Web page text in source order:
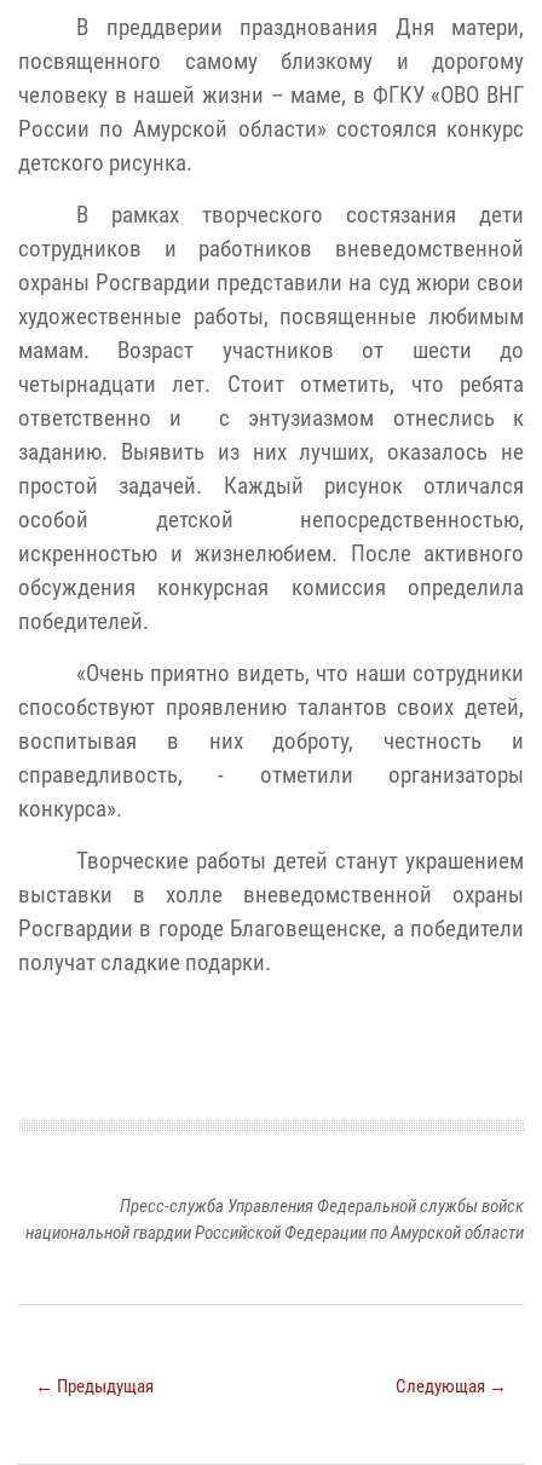
В преддверии празднования Дня матери,
посвященного самому близкому и дорогому
человеку в нашей жизни – маме, в ФГКУ «ОВО ВНГ
России по Амурской области» состоялся конкурс
детского рисунка.
В рамках творческого состязания дети
сотрудников и работников вневедомственной
охраны Росгвардии представили на суд жюри свои
художественные работы, посвященные любимым
мамам. Возраст участников от шести до
четырнадцати лет. Стоит отметить, что ребята
ответственно и с энтузиазмом отнеслись к
заданию. Выявить из них лучших, оказалось не
простой задачей. Каждый рисунок отличался
особой детской непосредственностью,
искренностью и жизнелюбием. После активного
обсуждения конкурсная комиссия определила
победителей.
«Очень приятно видеть, что наши сотрудники
способствуют проявлению талантов своих детей,
воспитывая в них доброту, честность и
справедливость, - отметили организаторы
конкурса».
Творческие работы детей станут украшением
выставки в холле вневедомственной охраны
Росгвардии в городе Благовещенске, а победители
получат сладкие подарки.
Пресс-служба Управления Федеральной службы войск
национальной гвардии Российской Федерации по Амурской области
← Предыдущая Следующая →